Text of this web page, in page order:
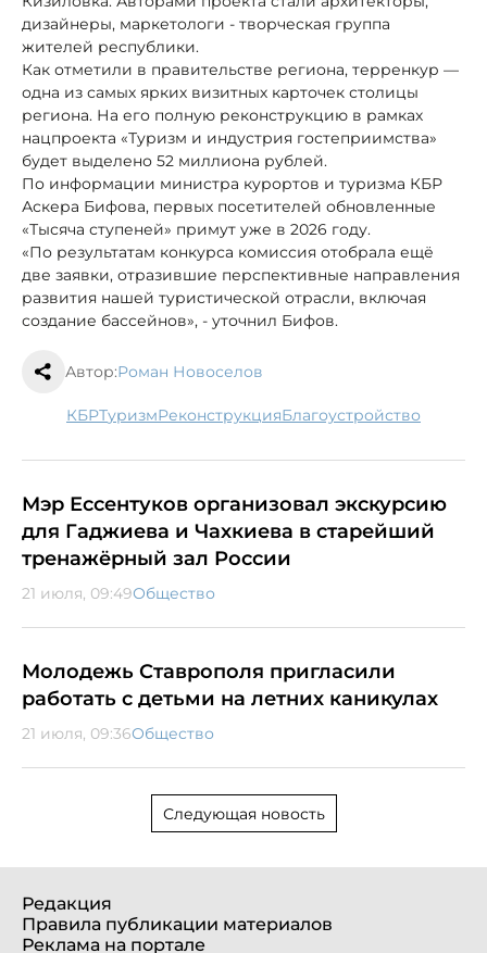
дизайнеры, маркетологи - творческая группа
жителей республики.
Как отметили в правительстве региона, терренкур —
одна из самых ярких визитных карточек столицы
региона. На его полную реконструкцию в рамках
нацпроекта «Туризм и индустрия гостеприимства»
будет выделено 52 миллиона рублей.
По информации министра курортов и туризма КБР
Аскера Бифова, первых посетителей обновленные
«Тысяча ступеней» примут уже в 2026 году.
«По результатам конкурса комиссия отобрала ещё
две заявки, отразившие перспективные направления
развития нашей туристической отрасли, включая
создание бассейнов», - уточнил Бифов.
Автор:Роман Новоселов
КБР туризм реконструкция благоустройство
Мэр Ессентуков организовал экскурсию
для Гаджиева и Чахкиева в старейший
тренажёрный зал России
21 июля, 09:49Общество
Молодежь Ставрополя пригласили
работать с детьми на летних каникулах
21 июля, 09:36Общество
Следующая новость
Редакция
Правила публикации материалов
Реклама на портале